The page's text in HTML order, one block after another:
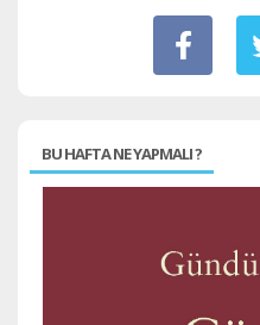
BU HAFTA NE YAPMALI ?